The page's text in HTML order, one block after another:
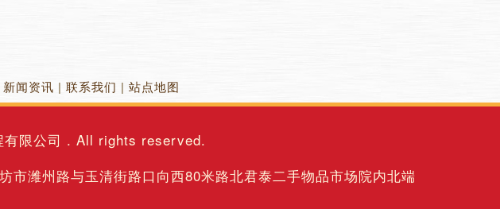
新闻资讯 | 联系我们 | 站点地图
限公司 . All rights reserved.
潍州路与玉清街路口向西80米路北君泰二手物品市场院内北端